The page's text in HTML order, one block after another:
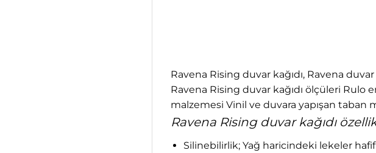
Ravena Rising duvar kağıdı, Ravena
Ravena Rising duvar kağıdı ölçüleri Rulo
malzemesi Vinil ve duvara yapışan taban
Ravena Rising duvar kağıdı
Silinebilirlik; Yağ haricindeki lekeler